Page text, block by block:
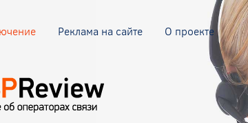
Реклама на сайте О проекте